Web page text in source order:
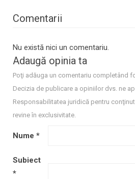
Comentarii
Nu există nici un comentariu.
Adaugă opinia ta
Poţi adăuga un comentariu completând
Decizia de publicare a opiniilor dvs. ne
Responsabilitatea juridică pentru
revine în exclusivitate.
Nume *
Subiect
*